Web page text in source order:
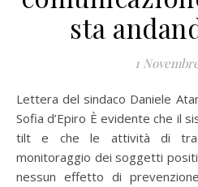
sta
1
Lettera del sindaco Daniele Atanasio Sisca – Sindaco Santa
Sofia d’Epiro È evidente che il
tilt e che le attività di
monitoraggio dei soggetti
nessun effetto di